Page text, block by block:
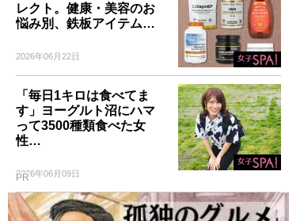
レクト。健康・美容のお
悩み別、鉄板アイテム…
2026年06月22日
「毎日1キロは食べてま
す」ヨーグルト沼にハマ
って3500種類食べた女
性…
2026年06月09日
PR